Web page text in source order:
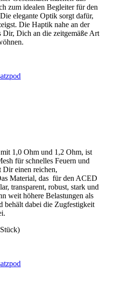
zum idealen Begleiter für den
elegante Optik sorgt dafür,
Die Haptik nahe an der
Dir, Dich an die zeitgemäße Art
1,0 Ohm und 1,2 Ohm, ist
für schnelles Feuern und
Dir einen reichen,
Material, das für den ACED
transparent, robust, stark und
weit höhere Belastungen als
behält dabei die Zugfestigkeit